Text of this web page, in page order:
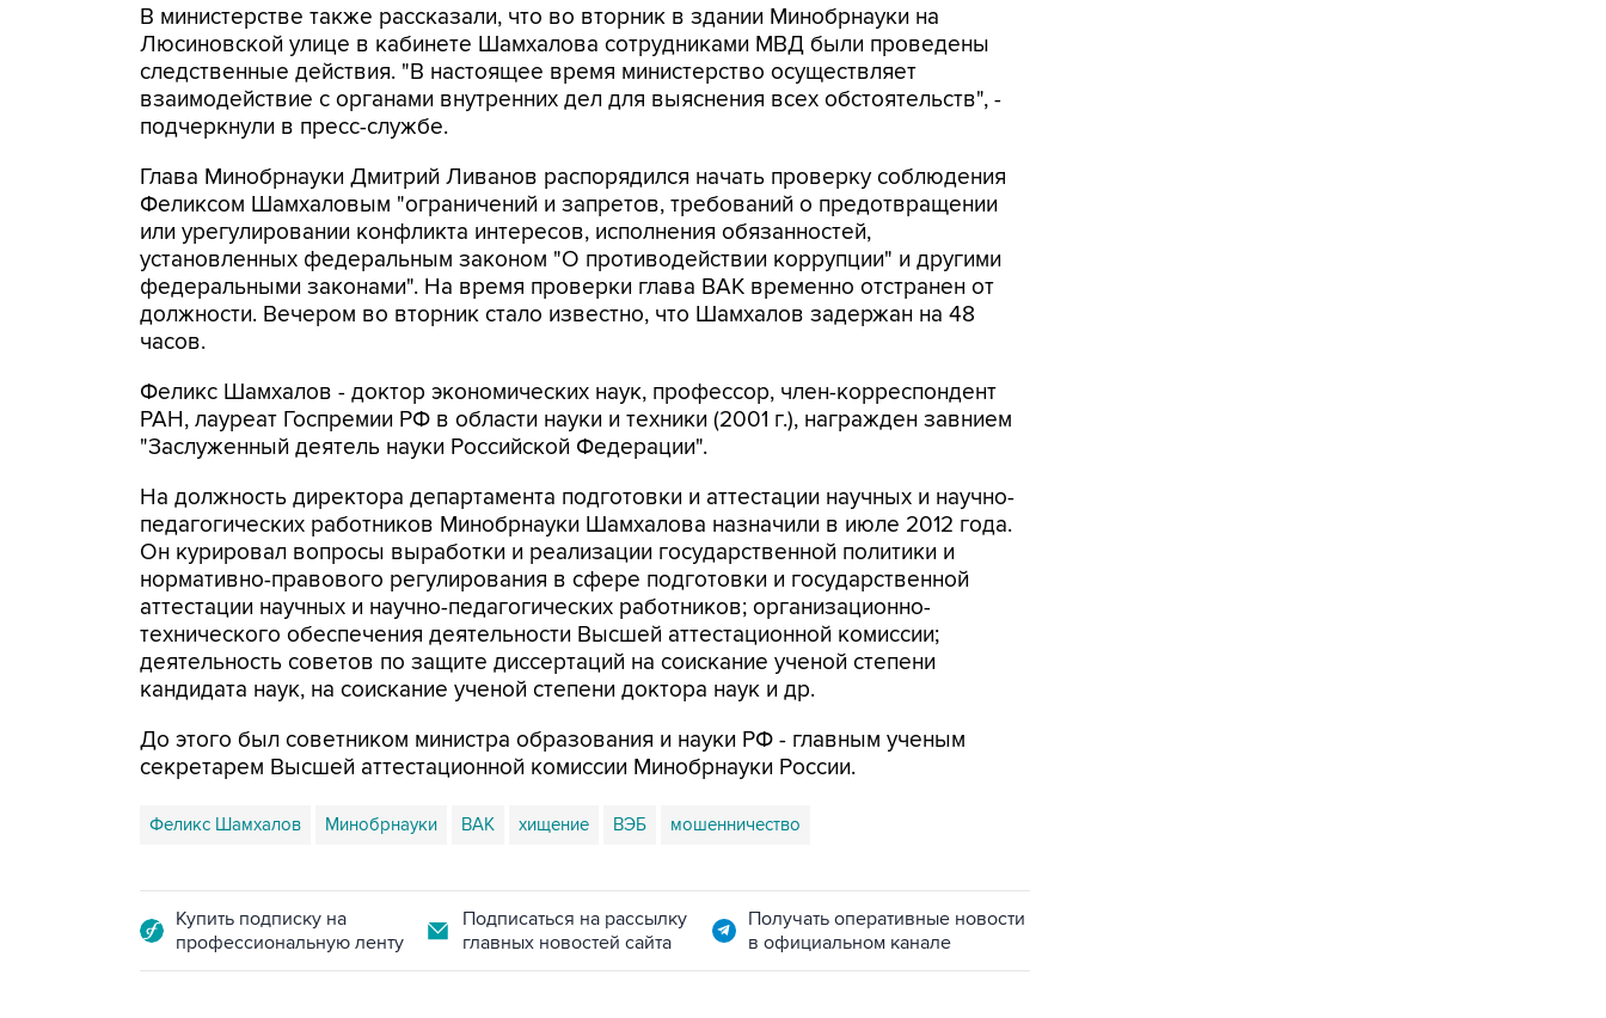
В министерстве также рассказали, что во вторник в здании Минобрнауки на
Люсиновской улице в кабинете Шамхалова сотрудниками МВД были проведены
следственные действия. "В настоящее время министерство осуществляет
взаимодействие с органами внутренних дел для выяснения всех обстоятельств", -
подчеркнули в пресс-службе.
Глава Минобрнауки Дмитрий Ливанов распорядился начать проверку соблюдения
Феликсом Шамхаловым "ограничений и запретов, требований о предотвращении
или урегулировании конфликта интересов, исполнения обязанностей,
установленных федеральным законом "О противодействии коррупции" и другими
федеральными законами". На время проверки глава ВАК временно отстранен от
должности. Вечером во вторник стало известно, что Шамхалов задержан на 48
часов.
Феликс Шамхалов - доктор экономических наук, профессор, член-корреспондент
РАН, лауреат Госпремии РФ в области науки и техники (2001 г.), награжден завнием
"Заслуженный деятель науки Российской Федерации".
На должность директора департамента подготовки и аттестации научных и научно-
педагогических работников Минобрнауки Шамхалова назначили в июле 2012 года.
Он курировал вопросы выработки и реализации государственной политики и
нормативно-правового регулирования в сфере подготовки и государственной
аттестации научных и научно-педагогических работников; организационно-
технического обеспечения деятельности Высшей аттестационной комиссии;
деятельность советов по защите диссертаций на соискание ученой степени
кандидата наук, на соискание ученой степени доктора наук и др.
До этого был советником министра образования и науки РФ - главным ученым
секретарем Высшей аттестационной комиссии Минобрнауки России.
Феликс Шамхалов Минобрнауки ВАК хищение ВЭБ мошенничество
Купить подписку на
профессиональную ленту
Подписаться на рассылку
главных новостей сайта
Получать оперативные новости
в официальном канале